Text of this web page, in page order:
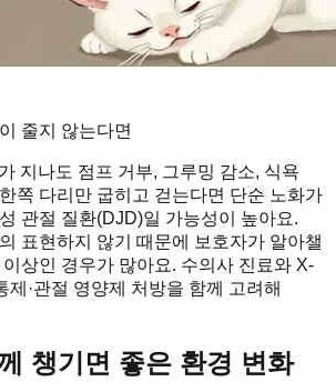
줄지 않는다면
지나도 점프 거부, 그루밍 감소, 식욕
쪽 다리만 굽히고 걷는다면 단순 노화가
관절 질환(DJD)일 가능성이 높아요.
표현하지 않기 때문에 보호자가 알아챌
상인 경우가 많아요. 수의사 진료와 X-
제·관절 영양제 처방을 함께 고려해
챙기면 좋은 환경 변화